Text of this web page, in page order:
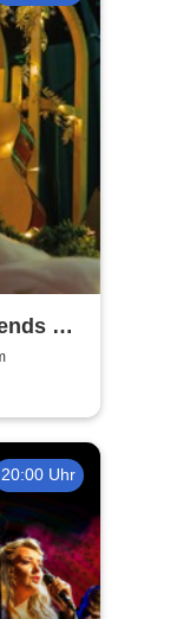
of
20:00 Uhr